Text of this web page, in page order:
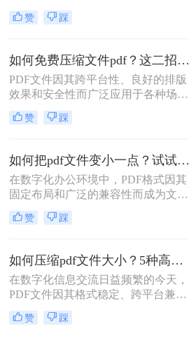
PDF文件的体积，而无需牺牲过多的
可读性。那么pdf文件怎么压缩大小
法，从在线工具到专业软件，从自动
优化到手动精调，助您轻松驾驭PDF
文件大小。
会过大，导致传输不便或者占用过多
存储空间。为了应对这种情况，我们
确保文件大小不超过10MB。那么pdf
怎么压缩到10MB以内呢？本文将介
绍几种常用的PDF压缩方法。
赞 踩
如何免费压缩文件pdf？这二招快来看！
PDF文件因其跨平台性、良好的排版
效果和安全性而广泛应用于各种场
合。然而，过大的PDF文件可能会给
传输和存储带来不便。那么如何免费
压缩PDF文件的方法，帮助您轻松解
决PDF文件过大的问题。
赞 踩
如何把pdf文件变小一点？试试这两种简单有效的方法压缩大小
在数字化办公环境中，PDF格式因其
固定布局和广泛的兼容性而成为文档
分享的理想选择。然而，当PDF文件
包含大量图像或复杂排版时，其体积
处理带来不便。那么如何把pdf文件变
小一点呢？本文将介绍两种简单有效
的方法来压缩PDF文件大小，帮助您
节省空间并提高工作效率。
赞 踩
如何压缩pdf文件大小？5种高效压缩全面解析！
在数字化信息交流日益频繁的今天，
PDF文件因其格式稳定、跨平台兼容
的特性而成为文档分发的首选。然
而，过大的PDF文件常常带来诸多不
赞 踩